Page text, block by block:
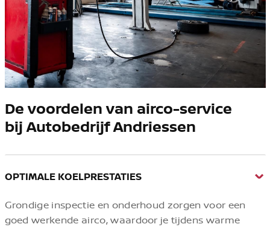
De voordelen van airco-service
bij Autobedrijf Andriessen
OPTIMALE KOELPRESTATIES
Grondige inspectie en onderhoud zorgen voor een
goed werkende airco, waardoor je tijdens warme